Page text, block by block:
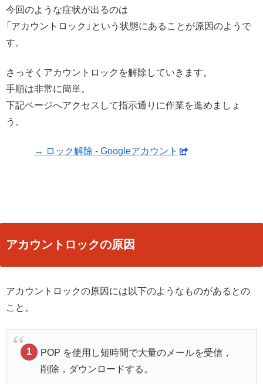
今回のような症状が出るのは
「アカウントロック」という状態にあることが原因のようで
す。
さっそくアカウントロックを解除していきます。
手順は非常に簡単。
下記ページへアクセスして指示通りに作業を進めましょ
う。
→ ロック解除 - Googleアカウント
アカウントロックの原因
アカウントロックの原因には以下のようなものがあるとの
こと。
POP を使用し短時間で大量のメールを受信，
削除，ダウンロードする。